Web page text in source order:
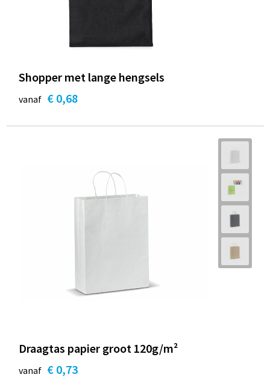
Shopper met lange hengsels
vanaf € 0,68
Draagtas papier groot 120g/m²
vanaf € 0,73